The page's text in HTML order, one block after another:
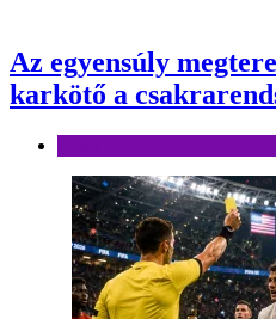
Az egyensúly
karkötő a